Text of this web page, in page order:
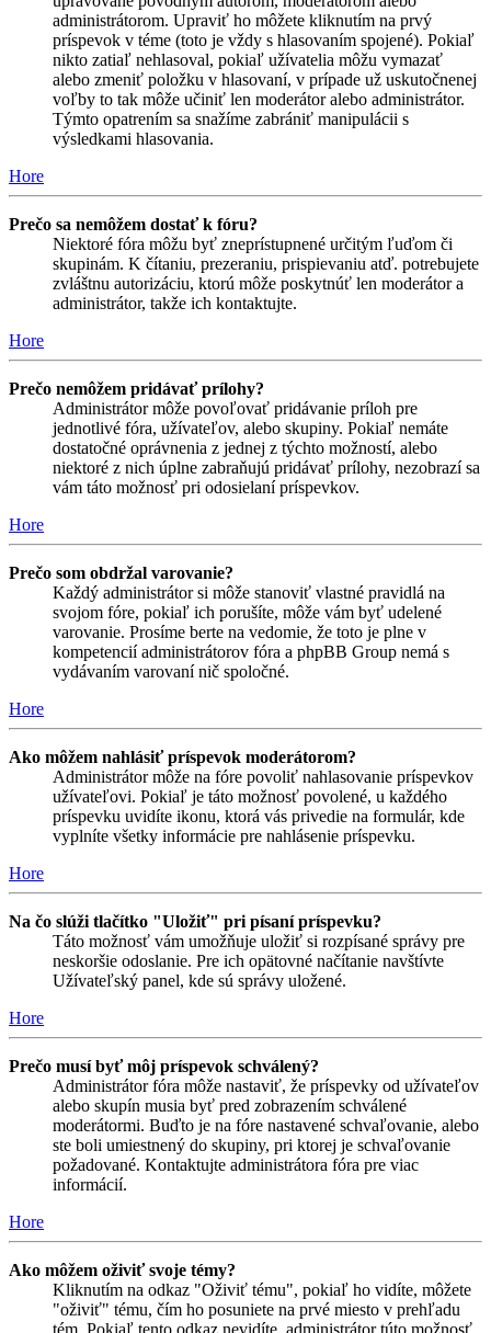
administrátorom. Upraviť ho môžete kliknutím na prvý
príspevok v téme (toto je vždy s hlasovaním spojené). Pokiaľ
nikto zatiaľ nehlasoval, pokiaľ užívatelia môžu vymazať
alebo zmeniť položku v hlasovaní, v prípade už uskutočnenej
voľby to tak môže učiniť len moderátor alebo administrátor.
Týmto opatrením sa snažíme zabrániť manipulácii s
výsledkami hlasovania.
Hore
Prečo sa nemôžem dostať k fóru?
Niektoré fóra môžu byť zneprístupnené určitým ľuďom či
skupinám. K čítaniu, prezeraniu, prispievaniu atď. potrebujete
zvláštnu autorizáciu, ktorú môže poskytnúť len moderátor a
administrátor, takže ich kontaktujte.
Hore
Prečo nemôžem pridávať prílohy?
Administrátor môže povoľovať pridávanie príloh pre
jednotlivé fóra, užívateľov, alebo skupiny. Pokiaľ nemáte
dostatočné oprávnenia z jednej z týchto možností, alebo
niektoré z nich úplne zabraňujú pridávať prílohy, nezobrazí sa
vám táto možnosť pri odosielaní príspevkov.
Hore
Prečo som obdržal varovanie?
Každý administrátor si môže stanoviť vlastné pravidlá na
svojom fóre, pokiaľ ich porušíte, môže vám byť udelené
varovanie. Prosíme berte na vedomie, že toto je plne v
kompetencií administrátorov fóra a phpBB Group nemá s
vydávaním varovaní nič spoločné.
Hore
Ako môžem nahlásiť príspevok moderátorom?
Administrátor môže na fóre povoliť nahlasovanie príspevkov
užívateľovi. Pokiaľ je táto možnosť povolené, u každého
príspevku uvidíte ikonu, ktorá vás privedie na formulár, kde
vyplníte všetky informácie pre nahlásenie príspevku.
Hore
Na čo slúži tlačítko "Uložiť" pri písaní príspevku?
Táto možnosť vám umožňuje uložiť si rozpísané správy pre
neskoršie odoslanie. Pre ich opätovné načítanie navštívte
Užívateľský panel, kde sú správy uložené.
Hore
Prečo musí byť môj príspevok schválený?
Administrátor fóra môže nastaviť, že príspevky od užívateľov
alebo skupín musia byť pred zobrazením schválené
moderátormi. Buďto je na fóre nastavené schvaľovanie, alebo
ste boli umiestnený do skupiny, pri ktorej je schvaľovanie
požadované. Kontaktujte administrátora fóra pre viac
informácií.
Hore
Ako môžem oživiť svoje témy?
Kliknutím na odkaz "Oživiť tému", pokiaľ ho vidíte, môžete
"oživiť" tému, čím ho posuniete na prvé miesto v prehľadu
tém. Pokiaľ tento odkaz nevidíte, administrátor túto možnosť